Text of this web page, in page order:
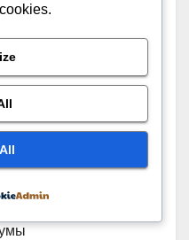
юбилеи)
торжества
годовщины брака
праздники